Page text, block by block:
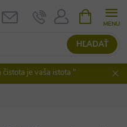
HĽADAŤ
KOŠÍK
je vaša istota "